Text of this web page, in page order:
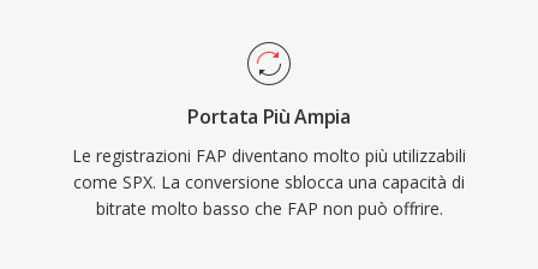
suo decodificatore è ancora apprezzata.
Portata Più Ampia
Le registrazioni FAP diventano molto più utilizzabili
come SPX. La conversione sblocca una capacità di
bitrate molto basso che FAP non può offrire.